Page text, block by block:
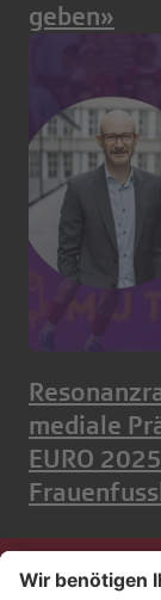
geben»
mediale
EURO